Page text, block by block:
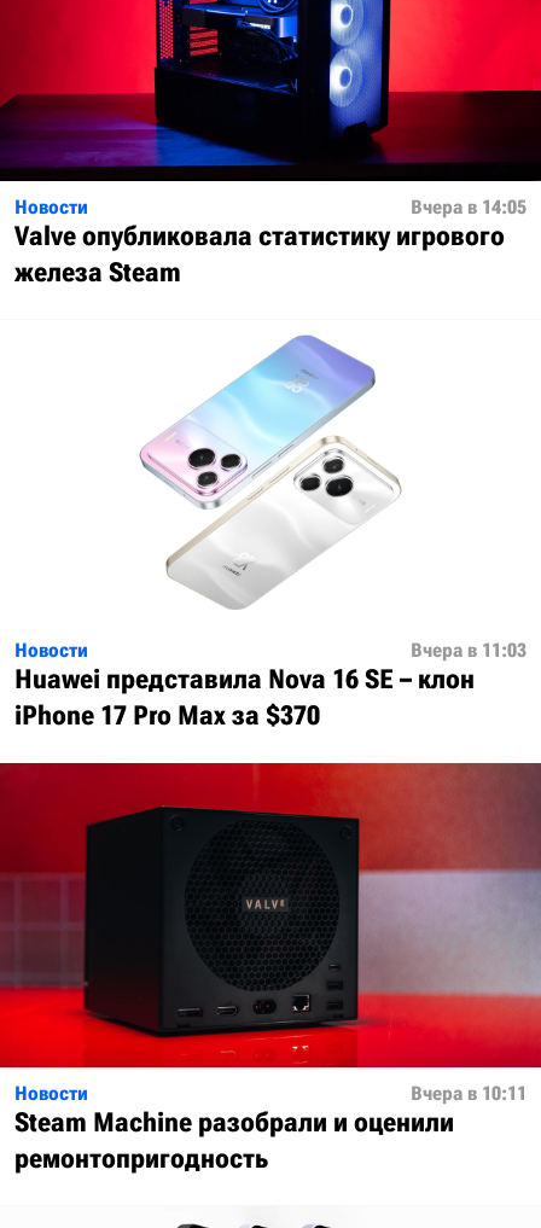
Новости Вчера в 14:05
Valve опубликовала статистику игрового
железа Steam
Новости Вчера в 11:03
Huawei представила Nova 16 SE – клон
iPhone 17 Pro Max за $370
Новости Вчера в 10:11
Steam Machine разобрали и оценили
ремонтопригодность